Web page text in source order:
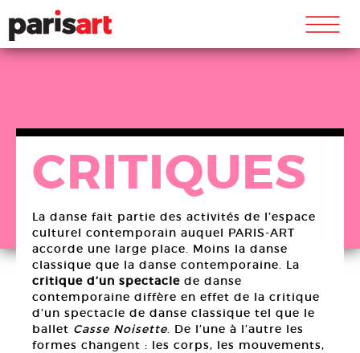
m
CRITIQUES
La danse fait partie des activités de l’espace
culturel contemporain auquel PARIS-ART
accorde une large place. Moins la danse
classique que la danse contemporaine. La
critique d’un spectacle de danse
contemporaine diffère en effet de la critique
d’un spectacle de danse classique tel que le
ballet Casse Noisette. De l’une à l’autre les
formes changent : les corps, les mouvements,